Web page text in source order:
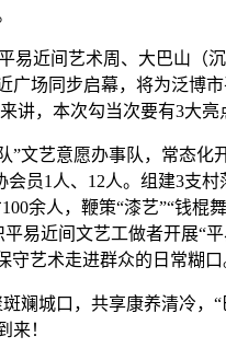
近间艺术周、大巴山（沉
广场同步启幕，将为泛博
讲，本次勾当次要有3大亮
艺意愿办事队，常态化
员1人、12人。组建3支
余人，鞭策“漆艺”“钱棍
易近间文艺工做者开展“
守艺术走进群众的日常糊口
城口，共享康养清冷，“
来！